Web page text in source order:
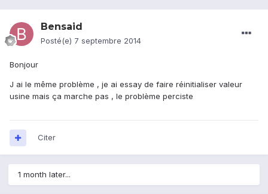
Bensaid
Posté(e) 7 septembre 2014
Bonjour
J ai le même problème , je ai essay de faire réinitialiser valeur
usine mais ça marche pas , le problème perciste
Citer
1 month later...